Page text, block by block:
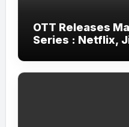
OTT Releases
Series : Netflix, JioHotstar और Ultra